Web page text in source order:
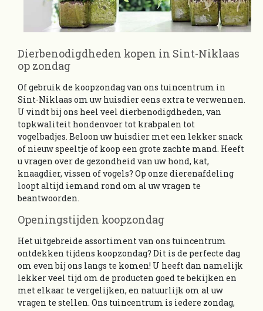
Dierbenodigdheden kopen in Sint-Niklaas
op zondag
Of gebruik de koopzondag van ons tuincentrum in
Sint-Niklaas om uw huisdier eens extra te verwennen.
U vindt bij ons heel veel dierbenodigdheden, van
topkwaliteit hondenvoer tot krabpalen tot
vogelbadjes. Beloon uw huisdier met een lekker snack
of nieuw speeltje of koop een grote zachte mand. Heeft
u vragen over de gezondheid van uw hond, kat,
knaagdier, vissen of vogels? Op onze dierenafdeling
loopt altijd iemand rond om al uw vragen te
beantwoorden.
Openingstijden koopzondag
Het uitgebreide assortiment van ons tuincentrum
ontdekken tijdens koopzondag? Dit is de perfecte dag
om even bij ons langs te komen! U heeft dan namelijk
lekker veel tijd om de producten goed te bekijken en
met elkaar te vergelijken, en natuurlijk om al uw
vragen te stellen. Ons tuincentrum is iedere zondag,